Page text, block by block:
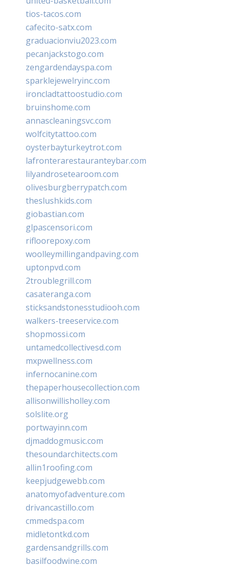
tios-tacos.com
cafecito-satx.com
graduacionviu2023.com
pecanjackstogo.com
zengardendayspa.com
sparklejewelryinc.com
ironcladtattoostudio.com
bruinshome.com
annascleaningsvc.com
wolfcitytattoo.com
oysterbayturkeytrot.com
lafronterarestauranteybar.com
lilyandrosetearoom.com
olivesburgberrypatch.com
theslushkids.com
giobastian.com
glpascensori.com
rifloorepoxy.com
woolleymillingandpaving.com
uptonpvd.com
2troublegrill.com
casateranga.com
sticksandstonesstudiooh.com
walkers-treeservice.com
shopmossi.com
untamedcollectivesd.com
mxpwellness.com
infernocanine.com
thepaperhousecollection.com
allisonwillisholley.com
solslite.org
portwayinn.com
djmaddogmusic.com
thesoundarchitects.com
allin1roofing.com
keepjudgewebb.com
anatomyofadventure.com
drivancastillo.com
cmmedspa.com
midletontkd.com
gardensandgrills.com
basilfoodwine.com